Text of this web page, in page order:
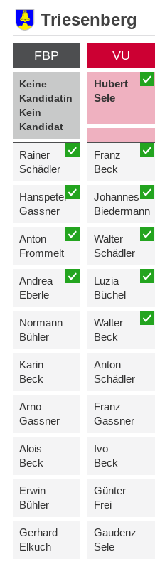
Triesenberg
FBP
Keine
Kandidatin
Kein
Kandidat
Rainer
Schädler
Hanspeter
Gassner
Anton
Frommelt
Andrea
Eberle
Normann
Bühler
Karin
Beck
Arno
Gassner
Alois
Beck
Erwin
Bühler
Gerhard
Elkuch
VU
Hubert
Sele
Franz
Beck
Johannes
Biedermann
Walter
Schädler
Luzia
Büchel
Walter
Beck
Anton
Schädler
Franz
Gassner
Ivo
Beck
Günter
Frei
Gaudenz
Sele